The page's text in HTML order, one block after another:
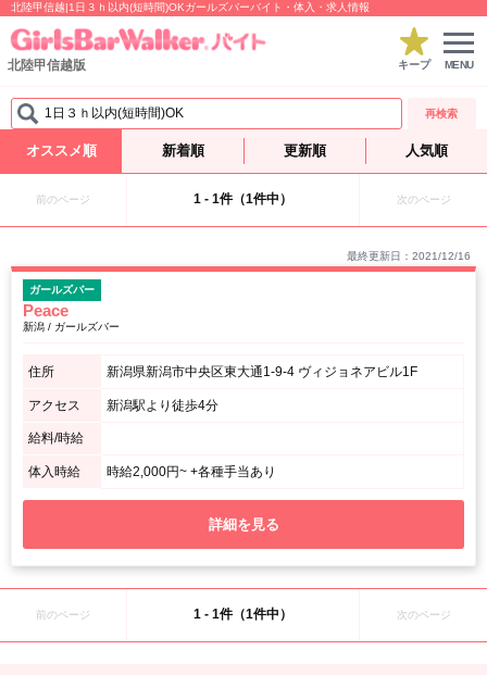
北陸甲信越|1日３ｈ以内(短時間)OKガールズバーバイト・体入・求人情報
北陸甲信越版 キープ MENU
1日３ｈ以内(短時間)OK 再検索
オススメ順 新着順 更新順 人気順
前のページ 1 - 1件（1件中） 次のページ
最終更新日：2021/12/16
ガールズバー
Peace
新潟 / ガールズバー
住所 新潟県新潟市中央区東大通1-9-4 ヴィジョネアビル1F
アクセス 新潟駅より徒歩4分
給料/時給
体入時給 時給2,000円~ +各種手当あり
詳細を見る
前のページ 1 - 1件（1件中） 次のページ